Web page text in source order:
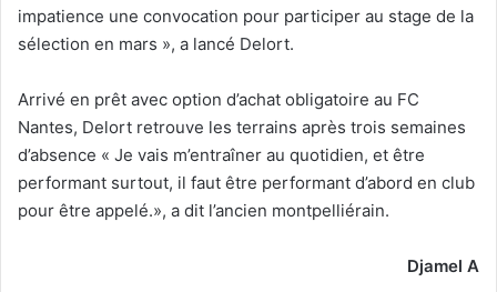
impatience une convocation pour participer au stage de la
sélection en mars », a lancé Delort.
Arrivé en prêt avec option d’achat obligatoire au FC
Nantes, Delort retrouve les terrains après trois semaines
d’absence « Je vais m’entraîner au quotidien, et être
performant surtout, il faut être performant d’abord en club
pour être appelé.», a dit l’ancien montpelliérain.
Djamel A